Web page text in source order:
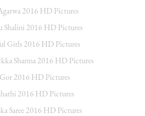
2016 HD Pictures
Shalini 2016 HD Pictures
Girls 2016 HD Pictures
Sharma 2016 HD Pictures
2016 HD Pictures
2016 HD Pictures
Saree 2016 HD Pictures